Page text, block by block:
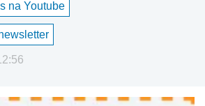
na Youtube